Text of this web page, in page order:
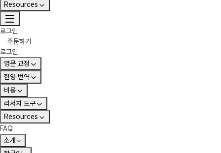
Resources
로그인
주문하기
로그인
영문 교정
한영 번역
비용
리서치 도구
Resources
FAQ
소개